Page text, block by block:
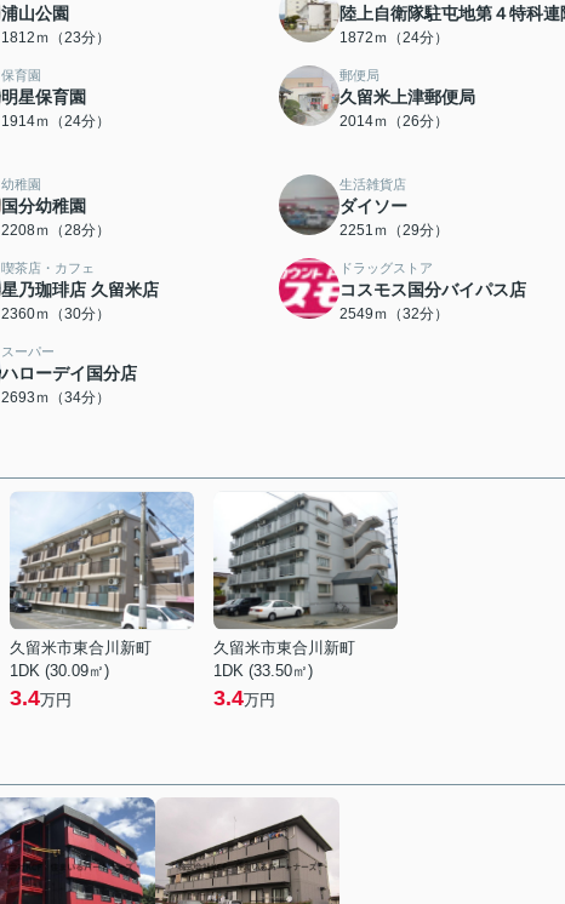
浦山公園
1812ｍ（23分）
陸上自衛隊駐屯地第４特科連
1872ｍ（24分）
保育園
明星保育園
1914ｍ（24分）
郵便局
久留米上津郵便局
2014ｍ（26分）
幼稚園
国分幼稚園
2208ｍ（28分）
生活雑貨店
ダイソー
2251ｍ（29分）
喫茶店・カフェ
星乃珈琲店 久留米店
2360ｍ（30分）
ドラッグストア
コスモス国分バイパス店
2549ｍ（32分）
スーパー
ハローデイ国分店
2693ｍ（34分）
久留米市東合川新町
1DK (30.09㎡)
3.4万円
久留米市東合川新町
1DK (33.50㎡)
3.4万円